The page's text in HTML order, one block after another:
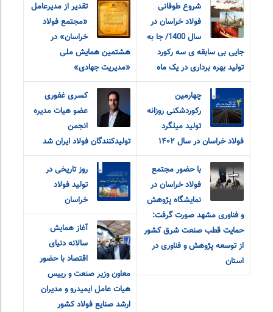
شروع طوفانی
فولاد خراسان در
سال 1400/ جا به
جایی بی سابقه ی سه رکورد
تولید بهره برداری در یک ماه
تقدیر از مدیرعامل
«مجتمع فولاد
خراسان» در
هشتمین همایش ملی
«مدیریت جهادی»
چهارمین
رکوردشکنی روزانه
تولید میلگرد
فولاد خراسان در سال ۱۴۰۲
کسری غفوری
عضو هیات مدیره
انجمن
تولیدکنندگان فولاد ایران شد
با حضور مجتمع
فولاد خراسان در
نمایشگاه پژوهش
و فناوری مشهد صورت گرفت:
حمایت قطب صنعت شرق کشور
از توسعه پژوهش و فناوری در
استان
روز تاریخی در
تولید فولاد
خراسان
آغاز همایش
سالانه دنیای
اقتصاد با حضور
معاون وزیر صنعت و رییس
هیات عامل ایمیدرو و مدیران
ارشد صنایع فولاد کشور